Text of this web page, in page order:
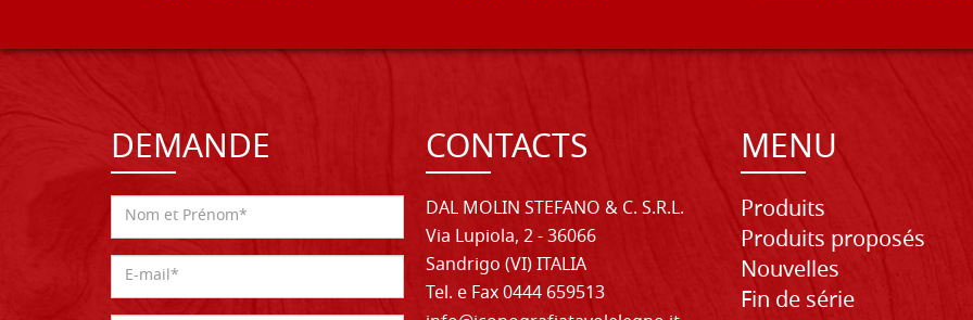
DEMANDE CONTACTS
DAL MOLIN STEFANO & C. S.R.L.
Via Lupiola, 2 - 36066
Sandrigo (VI) ITALIA
Tel. e Fax 0444 659513
MENU
Produits
Produits proposés
Nouvelles
Fin de série